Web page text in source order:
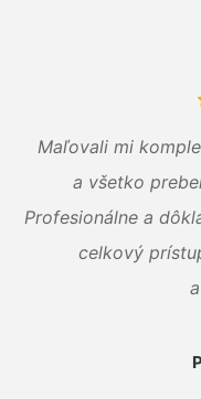
Maľovali mi
a všetko
Profesionálne a
celkový